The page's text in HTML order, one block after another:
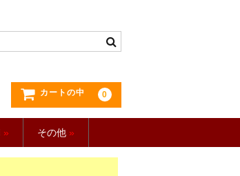
カートの中 0
» その他 »